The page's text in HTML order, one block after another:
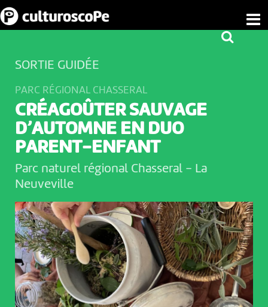
SORTIE GUIDÉE
PARC RÉGIONAL CHASSERAL
CRÉAGOÛTER SAUVAGE
D’AUTOMNE EN DUO
PARENT-ENFANT
Parc naturel régional Chasseral - La
Neuveville